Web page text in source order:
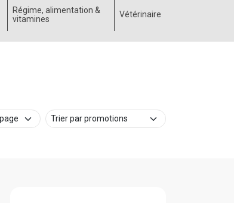
Régime, alimentation &
vitamines
Vétérinaire